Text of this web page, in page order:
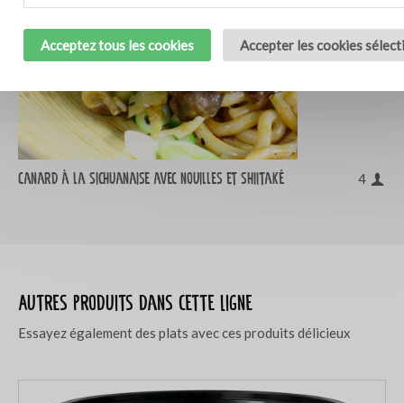
Acceptez tous les cookies Accepter les cookies
Canard à la sichuanaise avec nouilles et shiitaké 4
Autres produits dans cette ligne
Essayez également des plats avec ces produits délicieux